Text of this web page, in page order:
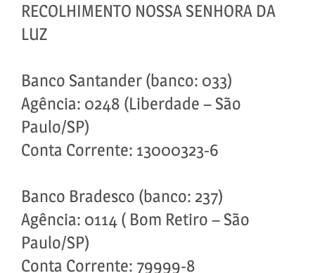
RECOLHIMENTO NOSSA SENHORA DA
LUZ
Banco Santander (banco: 033)
Agência: 0248 (Liberdade – São
Paulo/SP)
Conta Corrente: 13000323-6
Banco Bradesco (banco: 237)
Agência: 0114 ( Bom Retiro – São
Paulo/SP)
Conta Corrente: 79999-8